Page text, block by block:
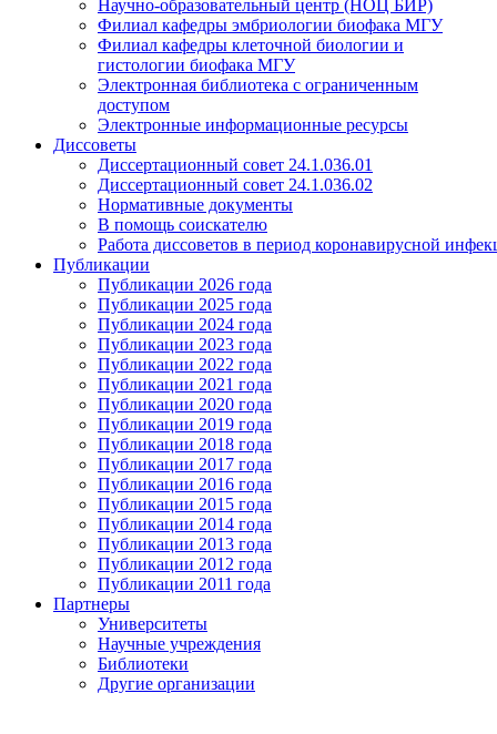
Научно-образовательный центр (НОЦ БИР)
Филиал кафедры эмбриологии биофака МГУ
Филиал кафедры клеточной биологии и
гистологии биофака МГУ
Электронная библиотека с ограниченным
доступом
Электронные информационные ресурсы
Диссоветы
Диссертационный совет 24.1.036.01
Диссертационный совет 24.1.036.02
Нормативные документы
В помощь соискателю
Работа диссоветов в период коронавирусной
Публикации
Публикации 2026 года
Публикации 2025 года
Публикации 2024 года
Публикации 2023 года
Публикации 2022 года
Публикации 2021 года
Публикации 2020 года
Публикации 2019 года
Публикации 2018 года
Публикации 2017 года
Публикации 2016 года
Публикации 2015 года
Публикации 2014 года
Публикации 2013 года
Публикации 2012 года
Публикации 2011 года
Партнеры
Университеты
Научные учреждения
Библиотеки
Другие организации